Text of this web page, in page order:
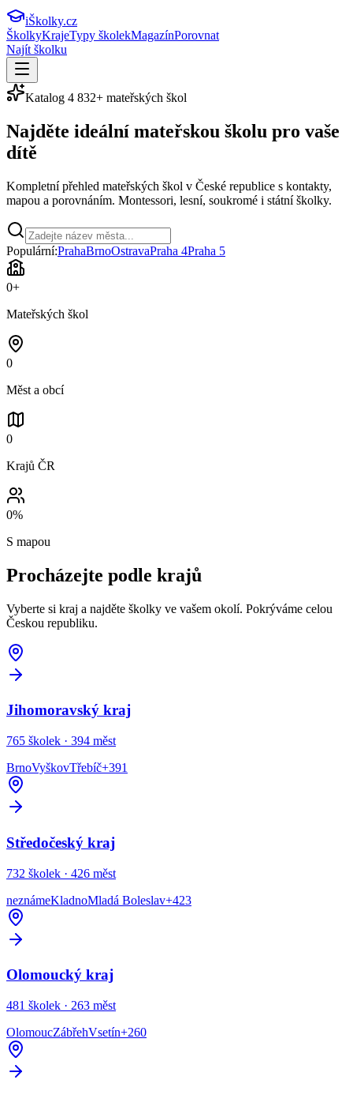
iŠkolky.cz
ŠkolkyKrajeTypy školekMagazínPorovnat
Najít školku
Katalog 4 832+ mateřských škol
Najděte ideální mateřskou školu pro vaše
dítě
Kompletní přehled mateřských škol v České republice s kontakty,
mapou a porovnáním. Montessori, lesní, soukromé i státní školky.
Populární:PrahaBrnoOstravaPraha 4Praha 5
0+
Mateřských škol
0
Měst a obcí
0
Krajů ČR
0%
S mapou
Procházejte podle krajů
Vyberte si kraj a najděte školky ve vašem okolí. Pokrýváme celou
Českou republiku.
Jihomoravský kraj
765 školek · 394 měst
BrnoVyškovTřebíč+391
Středočeský kraj
732 školek · 426 měst
neznámeKladnoMladá Boleslav+423
Olomoucký kraj
481 školek · 263 měst
OlomoucZábřehVsetín+260